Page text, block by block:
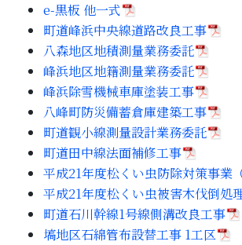
子育て・教育
移住・定住
ビジネス・産業
行政情報
e-黒板 他一式
町道峰浜中央線道路改良工事
八森地区地積測量業務委託
峰浜地区地籍測量業務委託
峰浜除雪機械車庫塗装工事
八峰町防災備蓄倉庫建築工事
町道観小線測量設計業務委託
町道田中線法面補修工事
平成21年度松くい虫防除対策事業
平成21年度松くい虫被害木伐倒処
町道石川幹線1号線側溝改良工事
塙地区石綿管布設替工事 1工区